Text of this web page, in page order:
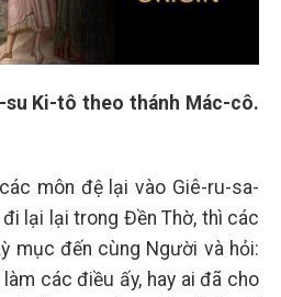
Ki-tô theo thánh Mác-cô.
môn đệ lại vào Giê-ru-sa-
lại lại trong Đền Thờ, thì các
mục đến cùng Người và hỏi:
làm các điều ấy, hay ai đã cho